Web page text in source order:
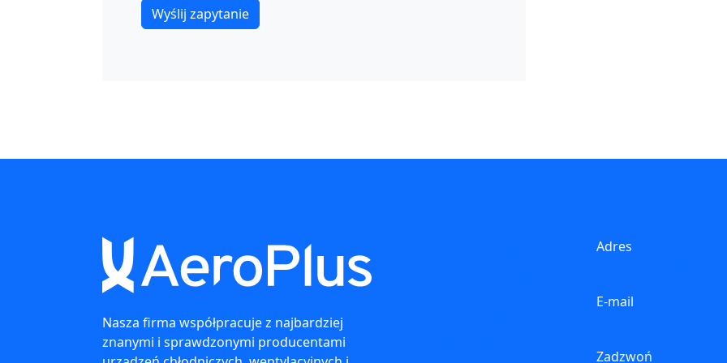
Nasza firma współpracuje z najbardziej
znanymi i sprawdzonymi producentami
Adres
E-mail
Zadzwoń